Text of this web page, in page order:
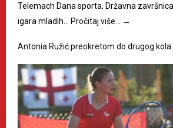
Telemach Dana sporta, Državna
igara mladih…
Pročitaj više… →
Antonia Ružić preokretom do drugog kola